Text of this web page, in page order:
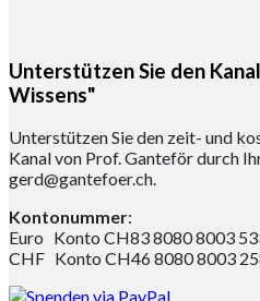
Unterstützen Sie den
Wissens"
Unterstützen Sie den zeit- und
Kanal von Prof. Ganteför durch
gerd@gantefoer.ch.
Kontonummer:
Euro Konto CH83 8080 8003
CHF Konto CH46 8080 8003